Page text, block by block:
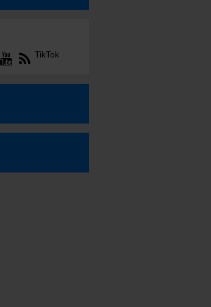
TikTok